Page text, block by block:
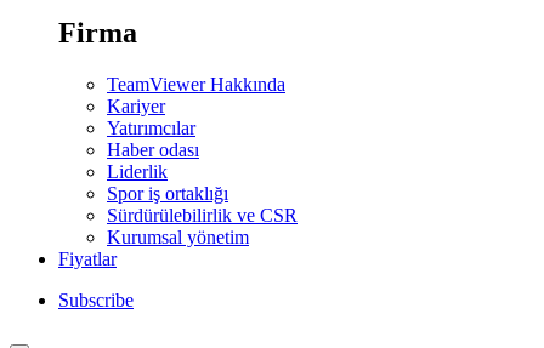
Firma
TeamViewer Hakkında
Kariyer
Yatırımcılar
Haber odası
Liderlik
Spor iş ortaklığı
Sürdürülebilirlik ve CSR
Kurumsal yönetim
Fiyatlar
Subscribe